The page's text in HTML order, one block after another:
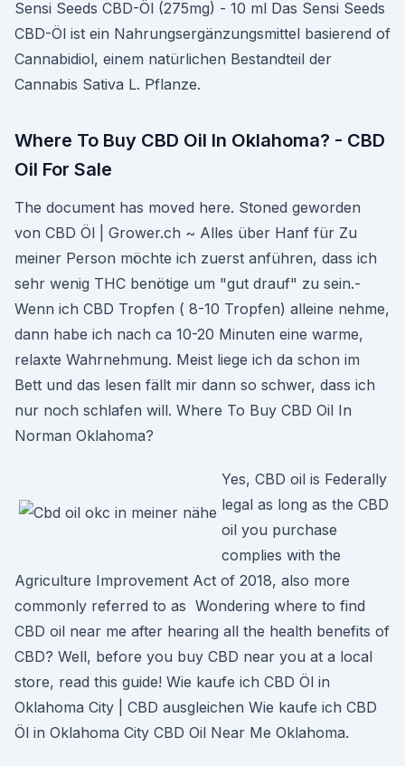
Sensi Seeds CBD-Öl (275mg) - 10 ml Das Sensi Seeds
CBD-Öl ist ein Nahrungsergänzungsmittel basierend of
Cannabidiol, einem natürlichen Bestandteil der
Cannabis Sativa L. Pflanze.
Where To Buy CBD Oil In Oklahoma? - CBD
Oil For Sale
The document has moved here. Stoned geworden
von CBD Öl | Grower.ch ~ Alles über Hanf für Zu
meiner Person möchte ich zuerst anführen, dass ich
sehr wenig THC benötige um "gut drauf" zu sein.-
Wenn ich CBD Tropfen ( 8-10 Tropfen) alleine nehme,
dann habe ich nach ca 10-20 Minuten eine warme,
relaxte Wahrnehmung. Meist liege ich da schon im
Bett und das lesen fällt mir dann so schwer, dass ich
nur noch schlafen will. Where To Buy CBD Oil In
Norman Oklahoma?
Yes, CBD oil is Federally
legal as long as the CBD
oil you purchase
complies with the
Agriculture Improvement Act of 2018, also more
commonly referred to as Wondering where to find
CBD oil near me after hearing all the health benefits of
CBD? Well, before you buy CBD near you at a local
store, read this guide! Wie kaufe ich CBD Öl in
Oklahoma City | CBD ausgleichen Wie kaufe ich CBD
Öl in Oklahoma City CBD Oil Near Me Oklahoma.